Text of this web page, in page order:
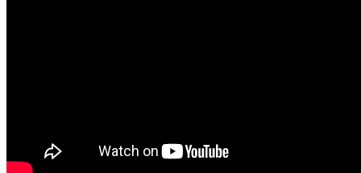
FOTÓALBUM – 2022